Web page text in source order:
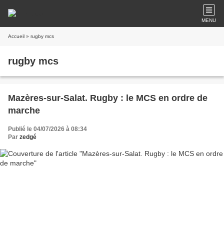
MENU
Accueil » rugby mcs
rugby mcs
Mazères-sur-Salat. Rugby : le MCS en ordre de
marche
Publié le 04/07/2026 à 08:34
Par zedgé